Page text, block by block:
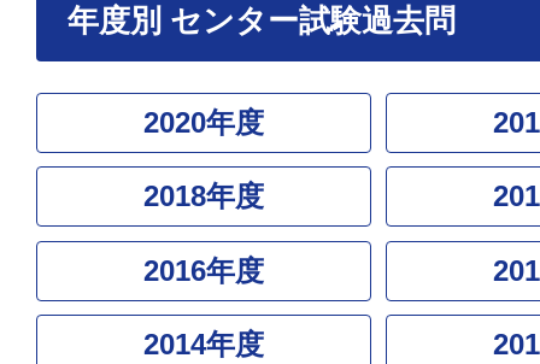
年度別 センター試験過去問
2020年度
2018年度
2016年度
2014年度